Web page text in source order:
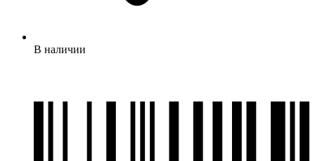
В наличии